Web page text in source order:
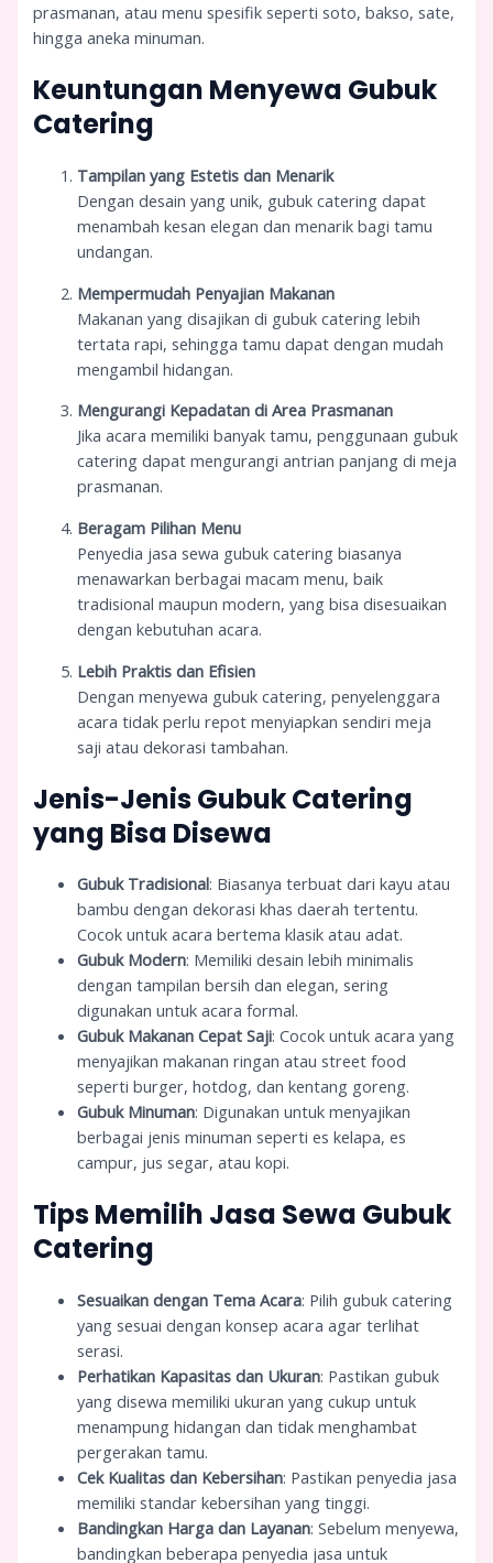
prasmanan, atau menu spesifik seperti soto, bakso, sate,
hingga aneka minuman.
Keuntungan Menyewa Gubuk
Catering
Tampilan yang Estetis dan Menarik
Dengan desain yang unik, gubuk catering dapat
menambah kesan elegan dan menarik bagi tamu
undangan.
Mempermudah Penyajian Makanan
Makanan yang disajikan di gubuk catering lebih
tertata rapi, sehingga tamu dapat dengan mudah
mengambil hidangan.
Mengurangi Kepadatan di Area Prasmanan
Jika acara memiliki banyak tamu, penggunaan gubuk
catering dapat mengurangi antrian panjang di meja
prasmanan.
Beragam Pilihan Menu
Penyedia jasa sewa gubuk catering biasanya
menawarkan berbagai macam menu, baik
tradisional maupun modern, yang bisa disesuaikan
dengan kebutuhan acara.
Lebih Praktis dan Efisien
Dengan menyewa gubuk catering, penyelenggara
acara tidak perlu repot menyiapkan sendiri meja
saji atau dekorasi tambahan.
Jenis-Jenis Gubuk Catering
yang Bisa Disewa
Gubuk Tradisional: Biasanya terbuat dari kayu atau
bambu dengan dekorasi khas daerah tertentu.
Cocok untuk acara bertema klasik atau adat.
Gubuk Modern: Memiliki desain lebih minimalis
dengan tampilan bersih dan elegan, sering
digunakan untuk acara formal.
Gubuk Makanan Cepat Saji: Cocok untuk acara yang
menyajikan makanan ringan atau street food
seperti burger, hotdog, dan kentang goreng.
Gubuk Minuman: Digunakan untuk menyajikan
berbagai jenis minuman seperti es kelapa, es
campur, jus segar, atau kopi.
Tips Memilih Jasa Sewa Gubuk
Catering
Sesuaikan dengan Tema Acara: Pilih gubuk catering
yang sesuai dengan konsep acara agar terlihat
serasi.
Perhatikan Kapasitas dan Ukuran: Pastikan gubuk
yang disewa memiliki ukuran yang cukup untuk
menampung hidangan dan tidak menghambat
pergerakan tamu.
Cek Kualitas dan Kebersihan: Pastikan penyedia jasa
memiliki standar kebersihan yang tinggi.
Bandingkan Harga dan Layanan: Sebelum menyewa,
bandingkan beberapa penyedia jasa untuk